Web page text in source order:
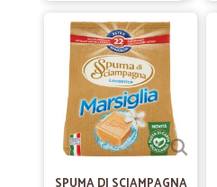
Sempre precisa ed affidabile
Sempre precisa ed affidabile
—Elena S.
Grazie